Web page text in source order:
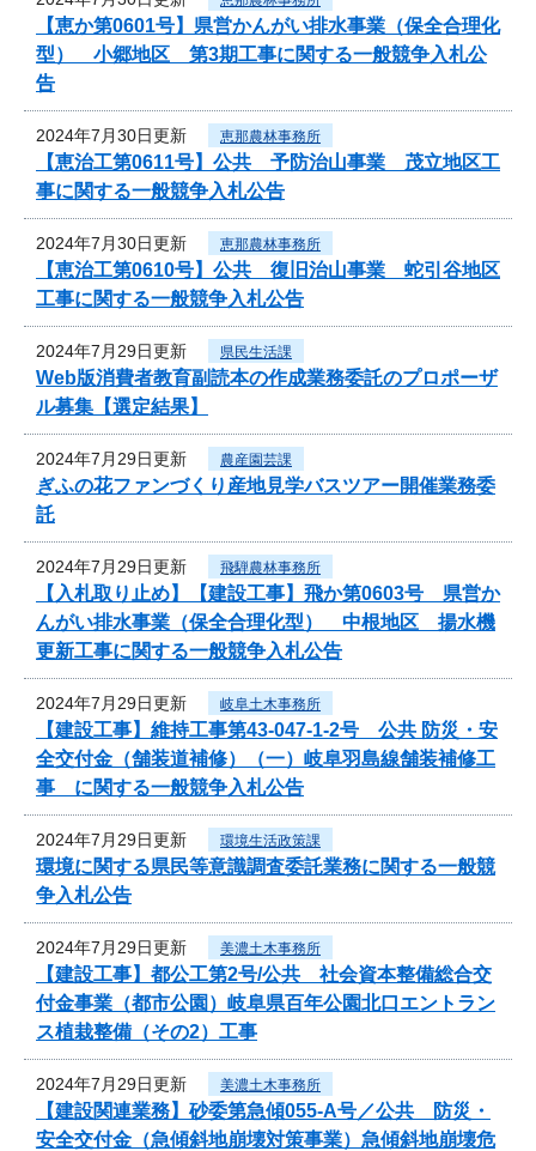
【恵か第0601号】県営かんがい排水事業（保全合理化
型） 小郷地区 第3期工事に関する一般競争入札公
告
2024年7月30日更新 恵那農林事務所
【恵治工第0611号】公共 予防治山事業 茂立地区工
事に関する一般競争入札公告
2024年7月30日更新 恵那農林事務所
【恵治工第0610号】公共 復旧治山事業 蛇引谷地区
工事に関する一般競争入札公告
2024年7月29日更新 県民生活課
Web版消費者教育副読本の作成業務委託のプロポーザ
ル募集【選定結果】
2024年7月29日更新 農産園芸課
ぎふの花ファンづくり産地見学バスツアー開催業務委
託
2024年7月29日更新 飛騨農林事務所
【入札取り止め】【建設工事】飛か第0603号 県営か
んがい排水事業（保全合理化型） 中根地区 揚水機
更新工事に関する一般競争入札公告
2024年7月29日更新 岐阜土木事務所
【建設工事】維持工事第43-047-1-2号 公共 防災・安
全交付金（舗装道補修）（一）岐阜羽島線舗装補修工
事 に関する一般競争入札公告
2024年7月29日更新 環境生活政策課
環境に関する県民等意識調査委託業務に関する一般競
争入札公告
2024年7月29日更新 美濃土木事務所
【建設工事】都公工第2号/公共 社会資本整備総合交
付金事業（都市公園）岐阜県百年公園北口エントラン
ス植栽整備（その2）工事
2024年7月29日更新 美濃土木事務所
【建設関連業務】砂委第急傾055-A号／公共 防災・
安全交付金（急傾斜地崩壊対策事業）急傾斜地崩壊危